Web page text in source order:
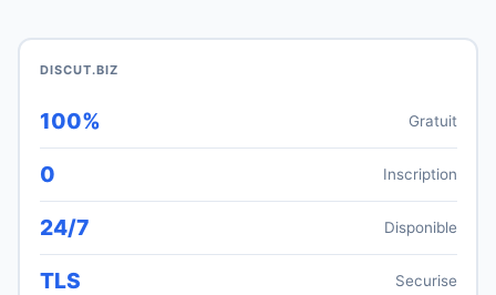
DISCUT.BIZ
100% Gratuit
0 Inscription
24/7 Disponible
TLS Securise